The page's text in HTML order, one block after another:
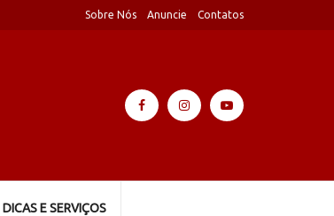
Sobre Nós Anuncie Contatos
DICAS E SERVIÇOS